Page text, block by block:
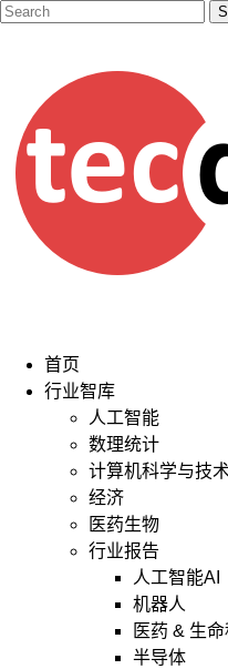
首页
行业智库
人工智能
数理统计
计算机科学与技
经济
医药生物
行业报告
人工智能AI
机器人
医药 & 生
半导体